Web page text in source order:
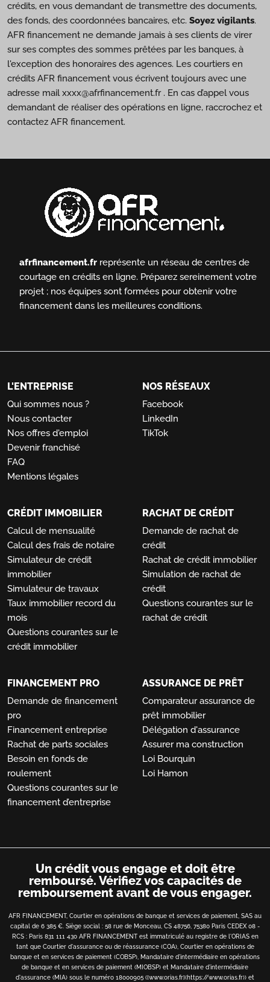
crédits, en vous demandant de transmettre des documents,
des fonds, des coordonnées bancaires, etc. Soyez vigilants.
AFR financement ne demande jamais à ses clients de virer
sur ses comptes des sommes prêtées par les banques, à
l'exception des honoraires des agences. Les courtiers en
crédits AFR financement vous écrivent toujours avec une
adresse mail xxxx@afrfinancement.fr . En cas d’appel vous
demandant de réaliser des opérations en ligne, raccrochez et
contactez AFR financement.
afrfinancement.fr représente un réseau de centres de
courtage en crédits en ligne. Préparez sereinement votre
projet ; nos équipes sont formées pour obtenir votre
financement dans les meilleures conditions.
L'ENTREPRISE
Qui sommes nous ?
Nous contacter
Nos offres d'emploi
Devenir franchisé
FAQ
Mentions légales
NOS RÉSEAUX
Facebook
LinkedIn
TikTok
CRÉDIT IMMOBILIER
Calcul de mensualité
Calcul des frais de notaire
Simulateur de crédit
immobilier
Simulateur de travaux
Taux immobilier record du
mois
Questions courantes sur le
crédit immobilier
RACHAT DE CRÉDIT
Demande de rachat de
crédit
Rachat de crédit immobilier
Simulation de rachat de
crédit
Questions courantes sur le
rachat de crédit
FINANCEMENT PRO
Demande de financement
pro
Financement entreprise
Rachat de parts sociales
Besoin en fonds de
roulement
Questions courantes sur le
financement d’entreprise
ASSURANCE DE PRÊT
Comparateur assurance de
prêt immobilier
Délégation d'assurance
Assurer ma construction
Loi Bourquin
Loi Hamon
Un crédit vous engage et doit être
remboursé. Vérifiez vos capacités de
remboursement avant de vous engager.
AFR FINANCEMENT, Courtier en opérations de banque et services de paiement, SAS au
capital de 6 385 €. Siège social : 58 rue de Monceau, CS 48756, 75380 Paris CEDEX 08 -
RCS : Paris 831 111 430 AFR FINANCEMENT est immatriculé au registre de l'ORIAS en
tant que Courtier d'assurance ou de réassurance (COA), Courtier en opérations de
banque et en services de paiement (COBSP), Mandataire d'intermédiaire en opérations
de banque et en services de paiement (MIOBSP) et Mandataire d'intermédiaire
d'assurance (MIA) sous le numéro 18000905 ([www.orias.fr](https://www.orias.fr)) et